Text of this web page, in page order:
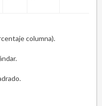
columna).